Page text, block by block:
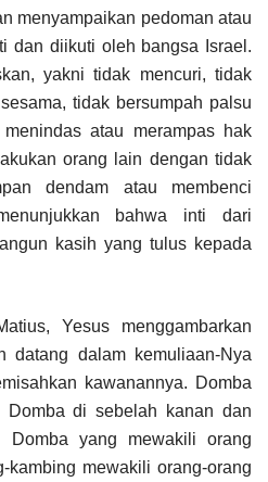
menyampaikan pedoman atau
dan diikuti oleh bangsa Israel.
yakni tidak mencuri, tidak
tidak bersumpah palsu
atau merampas hak
orang lain dengan tidak
dendam atau membenci
bahwa inti dari
kasih yang tulus kepada
Yesus menggambarkan
datang dalam kemuliaan-Nya
kawanannya. Domba
Domba di sebelah kanan dan
yang mewakili orang
kambing mewakili orang-orang